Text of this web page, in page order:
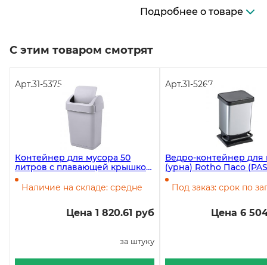
Подробнее о товаре
С этим товаром смотрят
Арт.31-5375
Контейнер для мусора 50
литров с плавающей крышкой
Стэп (Step) , серый
Наличие на складе: средне
Цена 1 820.61 руб
за штуку
Арт.31-5267
Ведро-контейнер для
(урна) Rotho Пасо
литров, с педалью,
серебро
Под заказ: срок по
Цена 6